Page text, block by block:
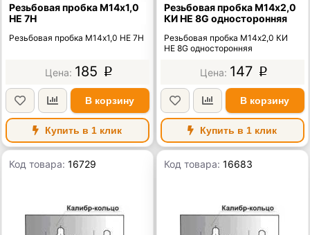
Резьбовая пробка М14х1,0
НЕ 7Н
Резьбовая пробка М14х1,0 НЕ 7Н
185 p
В корзину
Купить в 1 клик
Резьбовая пробка М14х2,0
КИ НЕ 8G односторонняя
Резьбовая пробка М14х2,0 КИ
НЕ 8G односторонняя
147 p
В корзину
Купить в 1 клик
Код товара:16729 Код товара:16683